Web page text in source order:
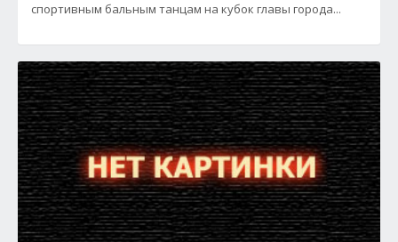
спортивным бальным танцам на кубок главы города...